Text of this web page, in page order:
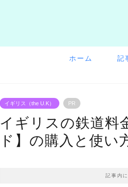
ホーム 記
イギリス（the U.K） PR
イギリスの鉄道料
ド】の購入と使い
記事内